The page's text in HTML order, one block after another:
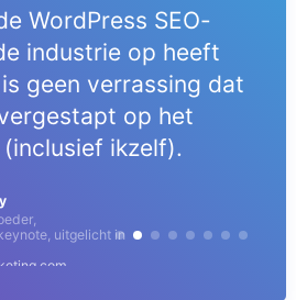
WordPress SEO-
industrie op heeft
geen verrassing dat
op het
ikzelf).
uitgelicht in